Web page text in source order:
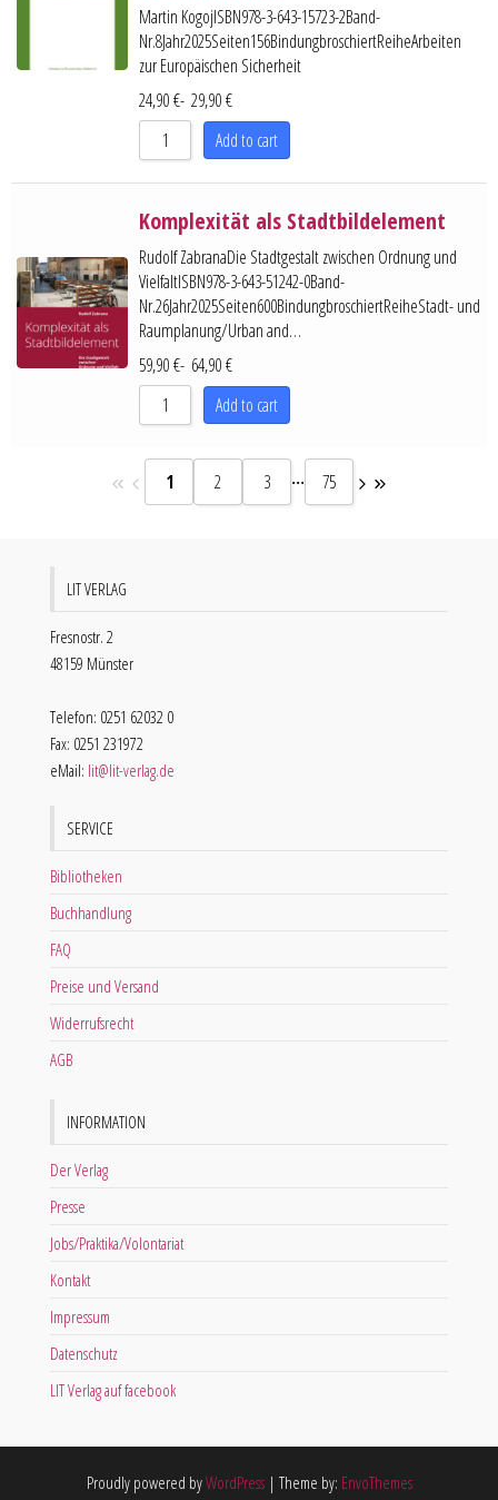
Martin KogojISBN978-3-643-15723-2Band-
Nr.8Jahr2025Seiten156BindungbroschiertReiheArbeiten
zur Europäischen Sicherheit
24,90€- 29,90€
Add to cart
Komplexität als Stadtbildelement
Rudolf ZabranaDie Stadtgestalt zwischen Ordnung und
VielfaltISBN978-3-643-51242-0Band-
Nr.26Jahr2025Seiten600BindungbroschiertReiheStadt- und
Raumplanung/Urban and…
59,90€- 64,90€
Add to cart
1 2 3 ... 75
LIT VERLAG
Fresnostr. 2
48159 Münster
Telefon: 0251 62032 0
Fax: 0251 231972
eMail: lit@lit-verlag.de
SERVICE
Bibliotheken
Buchhandlung
FAQ
Preise und Versand
Widerrufsrecht
AGB
INFORMATION
Der Verlag
Presse
Jobs/Praktika/Volontariat
Kontakt
Impressum
Datenschutz
LIT Verlag auf facebook
Proudly powered byWordPress | Theme by: EnvoThemes